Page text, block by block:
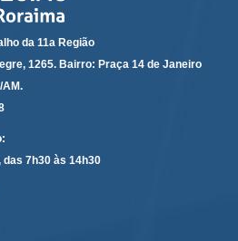
e Requisições de
da 11a Região
1265. Bairro: Praça 14 de Janeiro
AM.
7h30 às 14h30